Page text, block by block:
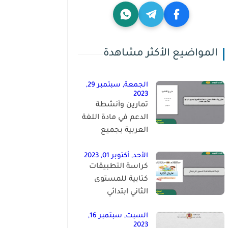
المواضيع الأكثر مشاهدة
الجمعة, سبتمبر 29,
2023
تمارين وأنشطة
الدعم في مادة اللغة
العربية بجميع
الخامس
الأحد, أكتوبر 01, 2023
كراسة التطبيقات
كتابية للمستوى
الثاني ابتدائي
السبت, سبتمبر 16,
2023